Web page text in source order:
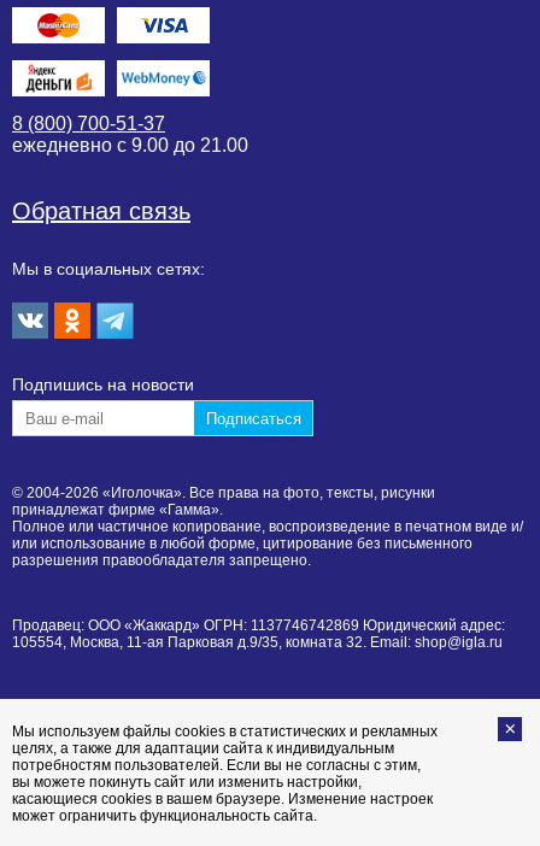
8 (800) 700-51-37
ежедневно с 9.00 до 21.00
Обратная связь
Мы в социальных сетях:
Подпишиcь на новости
© 2004-2026 «Иголочка». Все права на фото, тексты, рисунки
принадлежат фирме «Гамма».
Полное или частичное копирование, воспроизведение в печатном виде и/
или использование в любой форме, цитирование без письменного
разрешения правообладателя запрещено.
Продавец: ООО «Жаккард» ОГРН: 1137746742869 Юридический адрес:
105554, Москва, 11-ая Парковая д.9/35, комната 32. Email: shop@igla.ru
Мы используем файлы cookies в статистических и рекламных
целях, а также для адаптации сайта к индивидуальным
потребностям пользователей. Если вы не согласны с этим,
вы можете покинуть сайт или изменить настройки,
касающиеся cookies в вашем браузере. Изменение настроек
может ограничить функциональность сайта.